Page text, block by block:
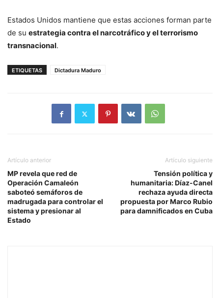
Estados Unidos mantiene que estas acciones forman parte
de su estrategia contra el narcotráfico y el terrorismo
transnacional.
ETIQUETAS Dictadura Maduro
Artículo anterior
MP revela que red de
Operación Camaleón
saboteó semáforos de
madrugada para controlar el
sistema y presionar al
Estado
Artículo siguiente
Tensión política y
humanitaria: Díaz-Canel
rechaza ayuda directa
propuesta por Marco Rubio
para damnificados en Cuba